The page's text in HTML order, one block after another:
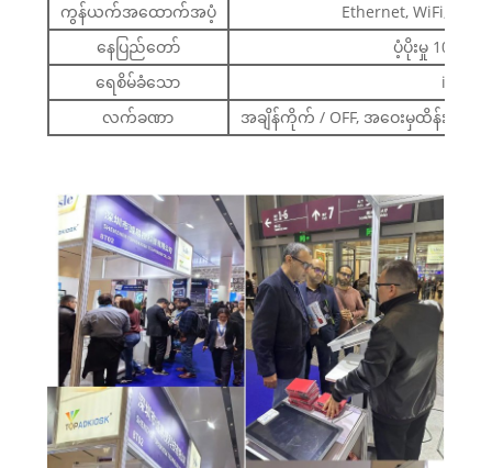
ကွန်ယက်အထောက်အပံ့
Ethernet, WiFi,
နေပြည်တော်
ပံ့ပိုးမှု 10/100
ရေစိမ်ခံသော
iP65
လက်ခဏာ
အချိန်ကိုက် / OFF, အဝေးမှထိန်းချုပ်